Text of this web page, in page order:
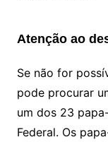
Atenção ao
Se não for
pode procurar
um dos 23
Federal. Os